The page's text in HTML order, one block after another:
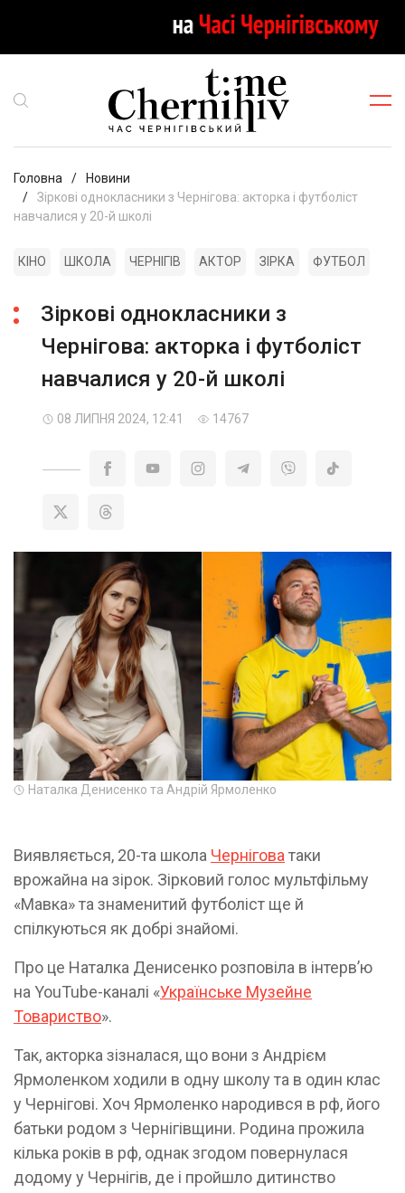
Головна
Новини
Зіркові однокласники з Чернігова: акторка і футболіст
навчалися у 20-й школі
КІНО ШКОЛА ЧЕРНІГІВ АКТОР ЗІРКА ФУТБОЛ
Зіркові однокласники з
Чернігова: акторка і футболіст
навчалися у 20-й школі
08 ЛИПНЯ 2024, 12:41 14767
Наталка Денисенко та Андрій Ярмоленко
Виявляється, 20-та школа Чернігова таки
врожайна на зірок. Зірковий голос мультфільму
«Мавка» та знаменитий футболіст ще й
спілкуються як добрі знайомі.
Про це Наталка Денисенко розповіла в інтервʼю
на YouTube-каналі «Українське Музейне
Товариство».
Так, акторка зізналася, що вони з Андрієм
Ярмоленком ходили в одну школу та в один клас
у Чернігові. Хоч Ярмоленко народився в рф, його
батьки родом з Чернігівщини. Родина прожила
кілька років в рф, однак згодом повернулася
додому у Чернігів, де і пройшло дитинство